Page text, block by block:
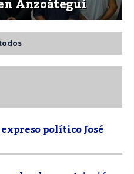
Anzoátegui
político José